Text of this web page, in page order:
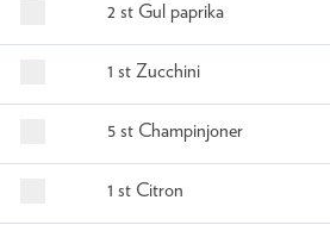
2 st Gul paprika
1 st Zucchini
5 st Champinjoner
1 st Citron